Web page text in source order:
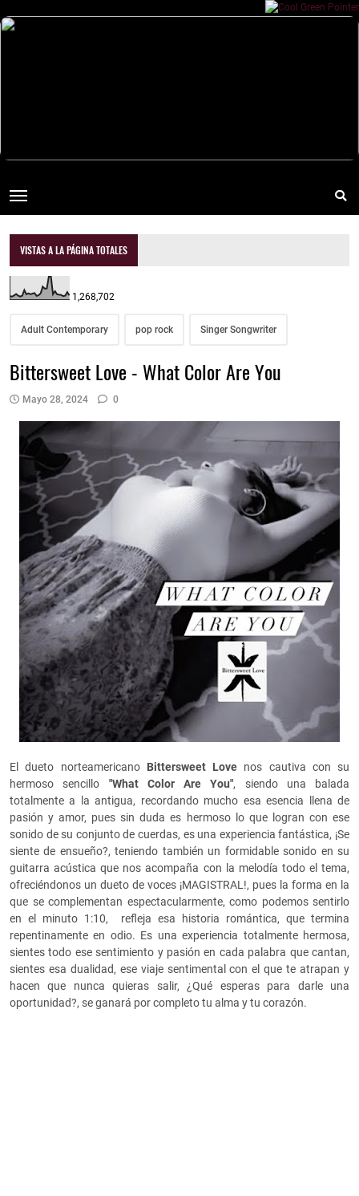
VISTAS A LA PÁGINA TOTALES
1,268,702
Adult Contemporary pop rock Singer Songwriter
Bittersweet Love - What Color Are You
Mayo 28, 2024 0
El dueto norteamericano Bittersweet Love nos cautiva con su
hermoso sencillo "What Color Are You", siendo una balada
totalmente a la antigua, recordando mucho esa esencia llena de
pasión y amor, pues sin duda es hermoso lo que logran con ese
sonido de su conjunto de cuerdas, es una experiencia fantástica, ¡Se
siente de ensueño?, teniendo también un formidable sonido en su
guitarra acústica que nos acompaña con la melodía todo el tema,
ofreciéndonos un dueto de voces ¡MAGISTRAL!, pues la forma en la
que se complementan espectacularmente, como podemos sentirlo
en el minuto 1:10, refleja esa historia romántica, que termina
repentinamente en odio. Es una experiencia totalmente hermosa,
sientes todo ese sentimiento y pasión en cada palabra que cantan,
sientes esa dualidad, ese viaje sentimental con el que te atrapan y
hacen que nunca quieras salir, ¿Qué esperas para darle una
oportunidad?, se ganará por completo tu alma y tu corazón.